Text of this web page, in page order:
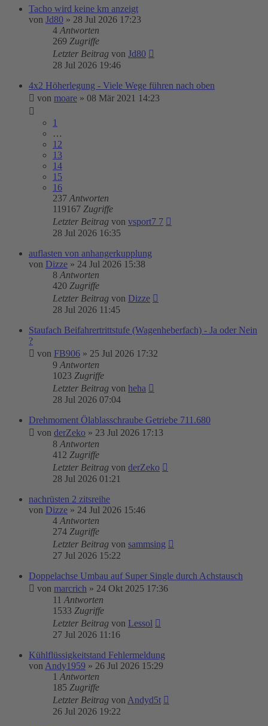
Tacho wird keine km anzeigt
von Jd80 » 28 Jul 2026 17:23
4 Antworten
269 Zugriffe
Letzter Beitrag von Jd80
28 Jul 2026 19:46
4x2 Höherlegung - Viele Wege führen nach oben
von moare » 08 Mär 2021 14:23
1
…
12
13
14
15
16
237 Antworten
119167 Zugriffe
Letzter Beitrag von vsport7 7
28 Jul 2026 16:35
auflasten von anhangerkupplung
von Dizze » 24 Jul 2026 15:38
8 Antworten
420 Zugriffe
Letzter Beitrag von Dizze
28 Jul 2026 11:45
Staufach Beifahrertrittstufe (Wagenheberfach) - Ja oder Nein
?
von FB906 » 25 Jul 2026 17:32
9 Antworten
1023 Zugriffe
Letzter Beitrag von heha
28 Jul 2026 07:04
Drehmoment Ölablasschraube Getriebe 711.680
von derZeko » 23 Jul 2026 17:13
8 Antworten
412 Zugriffe
Letzter Beitrag von derZeko
28 Jul 2026 01:21
nachrüsten 2 zitsreihe
von Dizze » 24 Jul 2026 15:46
4 Antworten
274 Zugriffe
Letzter Beitrag von sammsing
27 Jul 2026 15:22
Doppelachse Umbau auf Super Single durch Achstausch
von marcrich » 24 Okt 2025 17:36
11 Antworten
1533 Zugriffe
Letzter Beitrag von Lessol
27 Jul 2026 11:16
Kühlflüssigkeitstand Fehlermeldung
von Andy1959 » 26 Jul 2026 15:29
1 Antworten
185 Zugriffe
Letzter Beitrag von Andyd5t
26 Jul 2026 19:22